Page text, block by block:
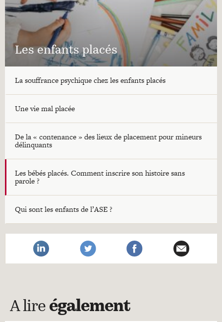
Les enfants placés
La souffrance psychique chez les enfants placés
Une vie mal placée
De la « contenance » des lieux de placement pour mineurs
délinquants
Les bébés placés. Comment inscrire son histoire sans
parole ?
Qui sont les enfants de l’ASE ?
A lire également